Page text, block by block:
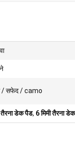
/ सफेद / camo
तैरना डेक पैड, 6 मिमी तैरना